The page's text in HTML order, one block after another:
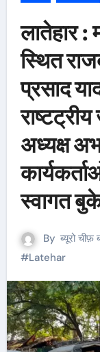
लातेहार
स्थित
प्रसाद
अध्यक्ष
स्वागत
By ब्यूरो चीफ़
#Latehar